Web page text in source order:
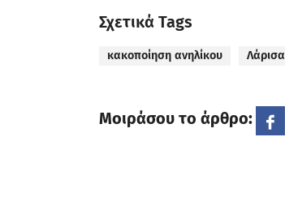
Σχετικά Tags
κακοποίηση ανηλίκου Λάρισα
Μοιράσου το άρθρο: